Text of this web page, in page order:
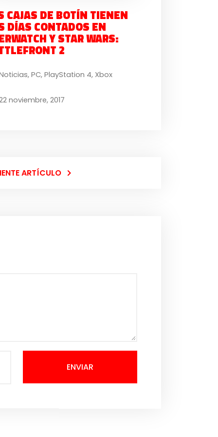
CAJAS DE BOTÍN TIENEN
DÍAS CONTADOS EN
Y STAR WARS:
2
,PC,PlayStation 4, Xbox
noviembre, 2017
ARTÍCULO
ENVIAR